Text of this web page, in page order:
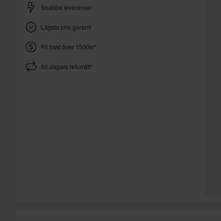
Snabba leveranser
Lägsta pris-garanti
Fri frakt över 1500kr*
60 dagars returrätt*